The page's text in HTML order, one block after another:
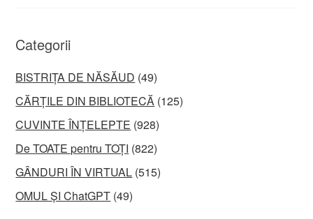
Categorii
BISTRIȚA DE NĂSĂUD (49)
CĂRȚILE DIN BIBLIOTECĂ (125)
CUVINTE ÎNȚELEPTE (928)
De TOATE pentru TOȚI (822)
GÂNDURI ÎN VIRTUAL (515)
OMUL ȘI ChatGPT (49)